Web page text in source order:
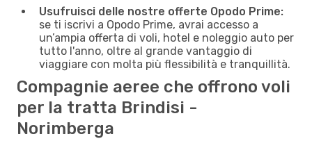
Usufruisci delle nostre offerte Opodo Prime:
se ti iscrivi a Opodo Prime, avrai accesso a
un’ampia offerta di voli, hotel e noleggio auto per
tutto l'anno, oltre al grande vantaggio di
viaggiare con molta più flessibilità e tranquillità.
Compagnie aeree che offrono voli
per la tratta Brindisi -
Norimberga